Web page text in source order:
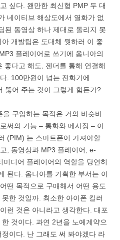
싶다. 왠만한 최신형 PMP 두 대
네이티브 해상도에서 열화가 없
된 동영상 하나 제대로 돌리지 못
개발팀은 도대체 뭣하러 이 좋
플레이어로 쓰기에 옴니아의
좋다고 해도, 젠더를 통해 연결해
. 100만원이 넘는 전화기에
뚫어 주는 것이 그렇게 힘든가?
구입하는 목적은 거의 비슷비
써의 기능 – 통화와 메시징 – 이
(PIM) 는 스마트폰이 가져야할
, 동영상과 MP3 플레이어, e-
디어 플레이어의 역할을 당연히
된다. 옴니아를 기획한 부서는 이
떤 목적으로 구매해서 어떤 용도
한 것일까. 최소한 아이폰 킬러
런 것은 아니라고 생각한다. 대포
것이다. 과연 2년을 노예계약으
이다. 난 그래도 써 봐야겠다 라